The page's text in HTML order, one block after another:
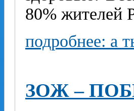
80% жителей
подробнее: а
ЗОЖ –